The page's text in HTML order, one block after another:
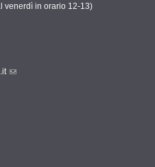
venerdì in orario 12-13)